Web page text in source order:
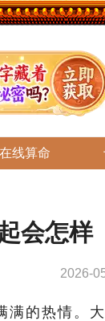
在线算命
会怎样
2026-
的热情。大